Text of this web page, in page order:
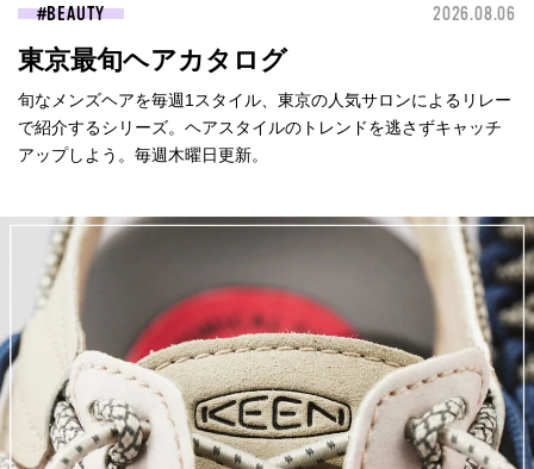
BEAUTY 2026.08.06
東京最旬ヘアカタログ
旬なメンズヘアを毎週1スタイル、東京の人気サロンによるリレー
で紹介するシリーズ。ヘアスタイルのトレンドを逃さずキャッチ
アップしよう。毎週木曜日更新。